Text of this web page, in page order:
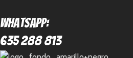
Whatsapp:
635 288 813